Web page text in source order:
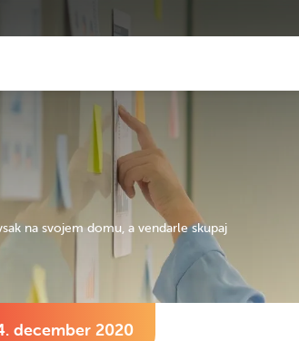
na svojem domu, a vendarle skupaj
december 2020